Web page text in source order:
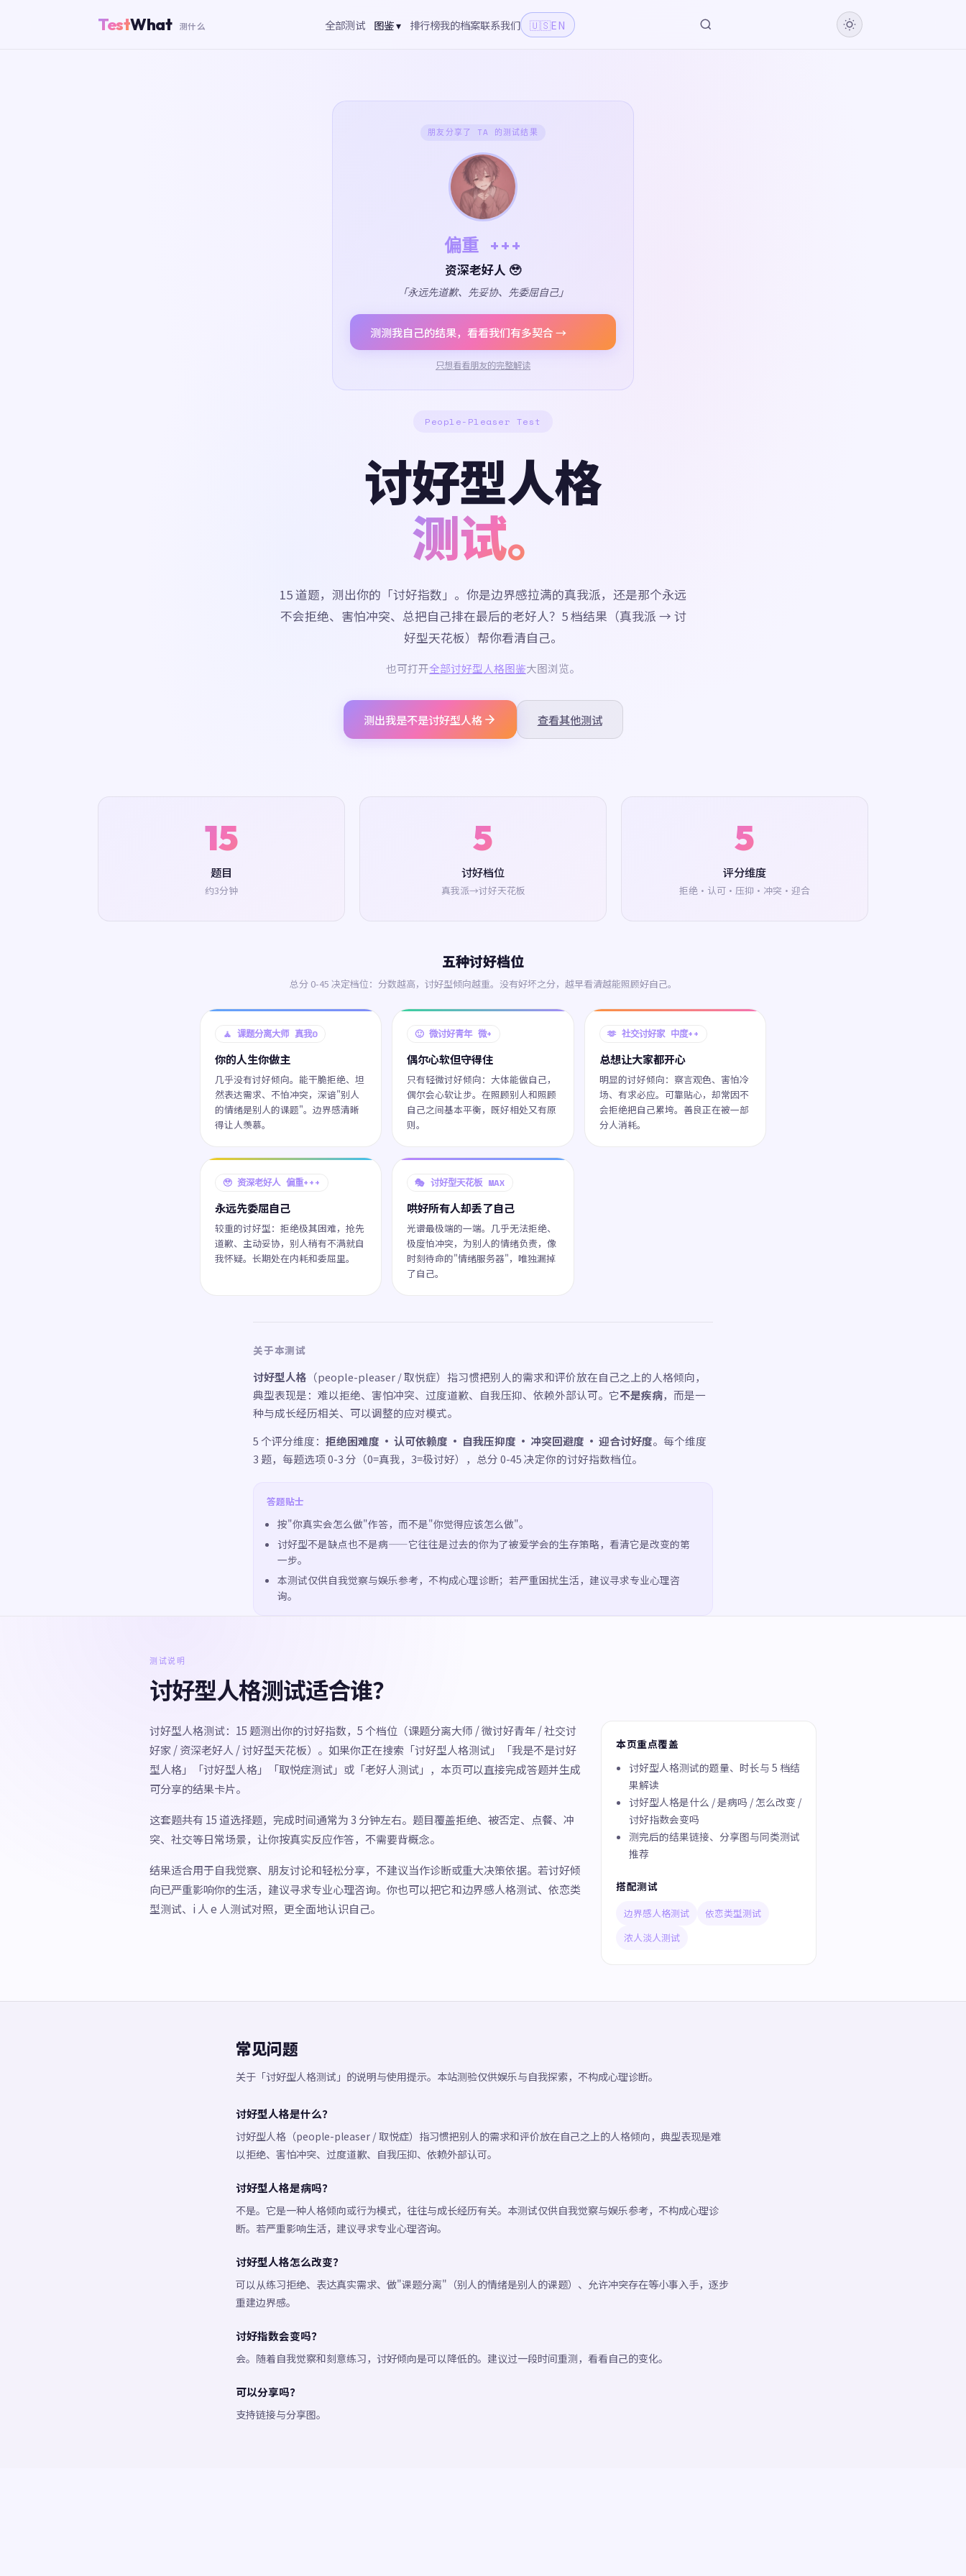
TestWhat 测什么 全部测试 图鉴 ▾ 排行榜我的档案联系我们 🇺🇸EN
朋友分享了 TA 的测试结果
偏重 +++
资深老好人 🥹
「永远先道歉、先妥协、先委屈自己」
测测我自己的结果，看看我们有多契合 →
只想看看朋友的完整解读
People-Pleaser Test
讨好型人格
测试。
15 道题，测出你的「讨好指数」。你是边界感拉满的真我派，还是那个永远
不会拒绝、害怕冲突、总把自己排在最后的老好人？5 档结果（真我派 → 讨
好型天花板）帮你看清自己。
也可打开全部讨好型人格图鉴大图浏览。
测出我是不是讨好型人格 查看其他测试
15
题目
约3分钟
5
讨好档位
真我派→讨好天花板
5
评分维度
拒绝·认可·压抑·冲突·迎合
五种讨好档位
总分 0-45 决定档位：分数越高，讨好型倾向越重。没有好坏之分，越早看清越能照顾好自己。
🧘 课题分离大师 真我0
你的人生你做主
几乎没有讨好倾向。能干脆拒绝、坦
然表达需求、不怕冲突，深谙"别人
的情绪是别人的课题"。边界感清晰
得让人羡慕。
🙂 微讨好青年 微+
偶尔心软但守得住
只有轻微讨好倾向：大体能做自己，
偶尔会心软让步。在照顾别人和照顾
自己之间基本平衡，既好相处又有原
则。
🫶 社交讨好家 中度++
总想让大家都开心
明显的讨好倾向：察言观色、害怕冷
场、有求必应。可靠贴心，却常因不
会拒绝把自己累垮。善良正在被一部
分人消耗。
🥹 资深老好人 偏重+++
永远先委屈自己
较重的讨好型：拒绝极其困难，抢先
道歉、主动妥协，别人稍有不满就自
我怀疑。长期处在内耗和委屈里。
🎭 讨好型天花板 MAX
哄好所有人却丢了自己
光谱最极端的一端。几乎无法拒绝、
极度怕冲突，为别人的情绪负责，像
时刻待命的"情绪服务器"，唯独漏掉
了自己。
关于本测试
讨好型人格 （people-pleaser / 取悦症）指习惯把别人的需求和评价放在自己之上的人格倾向，
典型表现是：难以拒绝、害怕冲突、过度道歉、自我压抑、依赖外部认可。它不是疾病，而是一
种与成长经历相关、可以调整的应对模式。
5 个评分维度： 拒绝困难度 · 认可依赖度 · 自我压抑度 · 冲突回避度 · 迎合讨好度。每个维度
3 题，每题选项 0-3 分（0=真我，3=极讨好），总分 0-45 决定你的讨好指数档位。
答题贴士
按"你真实会怎么做"作答，而不是"你觉得应该怎么做"。
讨好型不是缺点也不是病——它往往是过去的你为了被爱学会的生存策略，看清它是改变的第
一步。
本测试仅供自我觉察与娱乐参考，不构成心理诊断；若严重困扰生活，建议寻求专业心理咨
询。
测试说明
讨好型人格测试适合谁？
讨好型人格测试：15 题测出你的讨好指数，5 个档位（课题分离大师 / 微讨好青年 / 社交讨
好家 / 资深老好人 / 讨好型天花板）。如果你正在搜索「讨好型人格测试」「我是不是讨好
型人格」「讨好型人格」「取悦症测试」或「老好人测试」，本页可以直接完成答题并生成
可分享的结果卡片。
这套题共有 15 道选择题，完成时间通常为 3 分钟左右。题目覆盖拒绝、被否定、点餐、冲
突、社交等日常场景，让你按真实反应作答，不需要背概念。
结果适合用于自我觉察、朋友讨论和轻松分享，不建议当作诊断或重大决策依据。若讨好倾
向已严重影响你的生活，建议寻求专业心理咨询。你也可以把它和边界感人格测试、依恋类
型测试、i 人 e 人测试对照，更全面地认识自己。
本页重点覆盖
讨好型人格测试的题量、时长与 5 档结
果解读
讨好型人格是什么 / 是病吗 / 怎么改变 /
讨好指数会变吗
测完后的结果链接、分享图与同类测试
推荐
搭配测试
边界感人格测试
依恋类型测试
浓人淡人测试
常见问题
关于「讨好型人格测试」的说明与使用提示。本站测验仅供娱乐与自我探索，不构成心理诊断。
讨好型人格是什么？
讨好型人格（people-pleaser / 取悦症）指习惯把别人的需求和评价放在自己之上的人格倾向，典型表现是难
以拒绝、害怕冲突、过度道歉、自我压抑、依赖外部认可。
讨好型人格是病吗？
不是。它是一种人格倾向或行为模式，往往与成长经历有关。本测试仅供自我觉察与娱乐参考，不构成心理诊
断。若严重影响生活，建议寻求专业心理咨询。
讨好型人格怎么改变？
可以从练习拒绝、表达真实需求、做"课题分离"（别人的情绪是别人的课题）、允许冲突存在等小事入手，逐步
重建边界感。
讨好指数会变吗？
会。随着自我觉察和刻意练习，讨好倾向是可以降低的。建议过一段时间重测，看看自己的变化。
可以分享吗？
支持链接与分享图。